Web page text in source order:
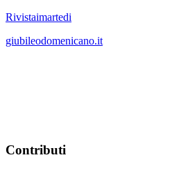
Rivistaimartedi
giubileodomenicano.it
Contributi